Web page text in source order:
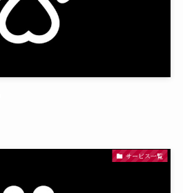
サービス一覧